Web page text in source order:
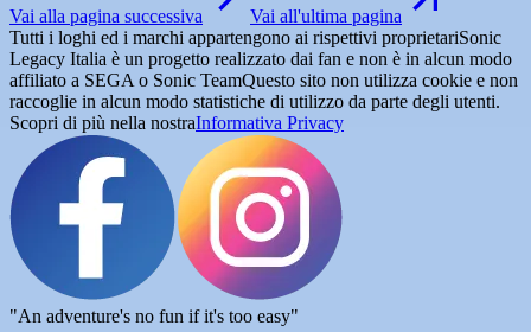
Vai alla pagina successiva
Vai all'ultima pagina
Tutti i loghi ed i marchi appartengono ai rispettivi proprietariSonic
Legacy Italia è un progetto realizzato dai fan e non è in alcun modo
affiliato a SEGA o Sonic TeamQuesto sito non utilizza cookie e non
raccoglie in alcun modo statistiche di utilizzo da parte degli utenti.
Scopri di più nella nostraInformativa Privacy
"An adventure's no fun if it's too easy"